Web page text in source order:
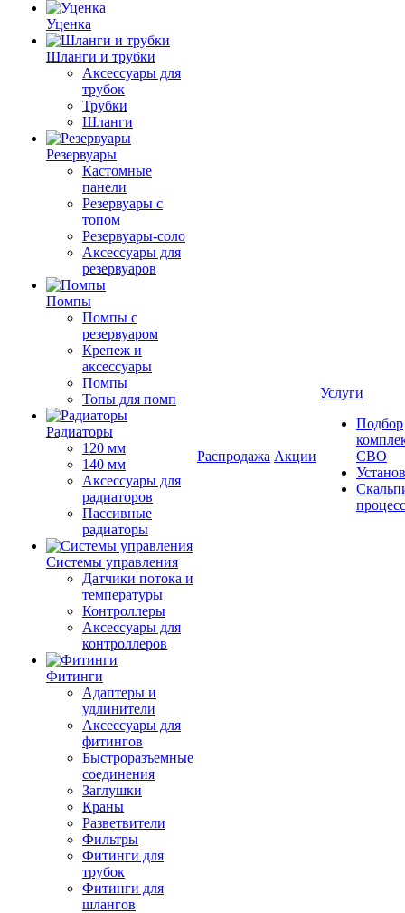
Уценка
Шланги и трубки
Аксессуары для
трубок
Трубки
Шланги
Резервуары
Кастомные
панели
Резервуары с
топом
Резервуары-соло
Аксессуары для
резервуаров
Помпы
Помпы с
резервуаром
Крепеж и
аксессуары
Помпы
Топы для помп
Радиаторы
120 мм
140 мм
Аксессуары для
радиаторов
Пассивные
радиаторы
Системы управления
Датчики потока и
температуры
Контроллеры
Аксессуары для
контроллеров
Фитинги
Адаптеры и
удлинители
Аксессуары для
фитингов
Быстроразъемные
соединения
Заглушки
Краны
Разветвители
Фильтры
Фитинги для
трубок
Фитинги для
шлангов
Распродажа Акции
Услуги
Подбор
СВО